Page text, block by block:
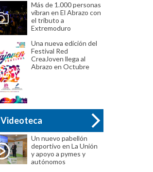
Más de 1.000 personas
vibran en El Abrazo con
el tributo a
Extremoduro
Una nueva edición del
Festival Red
CreaJoven llega al
Abrazo en Octubre
Videoteca
Un nuevo pabellón
deportivo en La Unión
y apoyo a pymes y
autónomos